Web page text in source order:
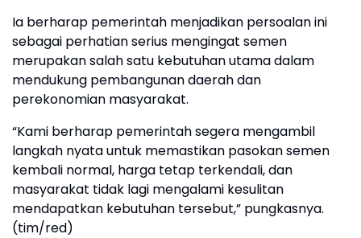
Ia berharap pemerintah menjadikan persoalan ini
sebagai perhatian serius mengingat semen
merupakan salah satu kebutuhan utama dalam
mendukung pembangunan daerah dan
perekonomian masyarakat.
“Kami berharap pemerintah segera mengambil
langkah nyata untuk memastikan pasokan semen
kembali normal, harga tetap terkendali, dan
masyarakat tidak lagi mengalami kesulitan
mendapatkan kebutuhan tersebut,” pungkasnya.
(tim/red)